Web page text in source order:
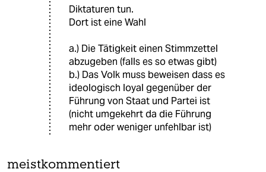
Diktaturen tun.
Dort ist eine Wahl
a.) Die Tätigkeit einen Stimmzettel
abzugeben (falls es so etwas gibt)
b.) Das Volk muss beweisen dass es
ideologisch loyal gegenüber der
Führung von Staat und Partei ist
(nicht umgekehrt da die Führung
mehr oder weniger unfehlbar ist)
meistkommentiert